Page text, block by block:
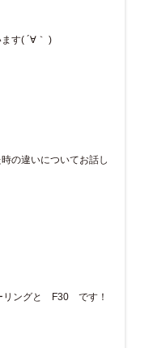
す( ´∀｀ )
の違いについてお話し
リングと F30 です！